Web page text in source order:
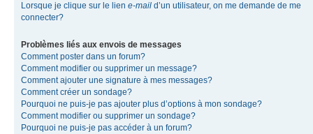
Lorsque je clique sur le lien e-mail d’un utilisateur, on me demande de me
connecter?
Problèmes liés aux envois de messages
Comment poster dans un forum?
Comment modifier ou supprimer un message?
Comment ajouter une signature à mes messages?
Comment créer un sondage?
Pourquoi ne puis-je pas ajouter plus d’options à mon sondage?
Comment modifier ou supprimer un sondage?
Pourquoi ne puis-je pas accéder à un forum?